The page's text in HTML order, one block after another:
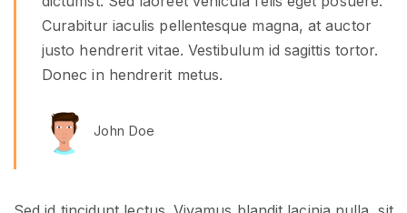
Curabitur iaculis pellentesque magna, at auctor
justo hendrerit vitae. Vestibulum id sagittis tortor.
Donec in hendrerit metus.
John Doe